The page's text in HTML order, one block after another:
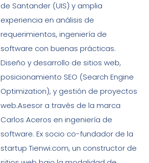
de Santander (UIS) y amplia
experiencia en análisis de
requerimientos, ingeniería de
software con buenas prácticas.
Diseño y desarrollo de sitios web,
posicionamiento SEO (Search Engine
Optimization), y gestión de proyectos
web.Asesor a través de la marca
Carlos Aceros en ingeniería de
software. Ex socio co-fundador de la
startup Tienwi.com, un constructor de